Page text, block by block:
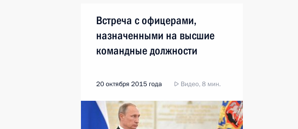
Встреча с офицерами,
назначенными на высшие
командные должности
20 октября 2015 года Видео, 8 мин.